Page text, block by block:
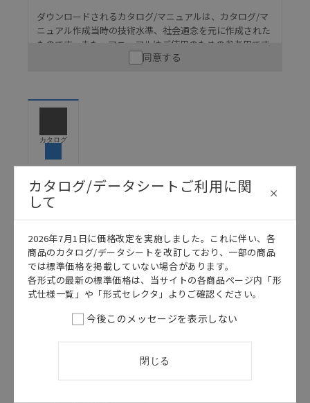
ダウンロードされるカタログ/マニュアルは、カタログ/マ
ニュアル作成当時の技術水準、社会通念を元に作成された
ものです。また、マニュアルはご使用のための参考用です
ので、ご使用にあたっての安全性については十分にご配慮
うな用途に使用される場合には、システム全体として
保できるよう設計されていること、および本製品が全
ていることを、必ず事前に確認してください。
カタログ/マニュアルに記載されているアプリケーショ
ン事例は参考用ですので、ご採用に際しては機器・装
のもそのまま記載しています。・誤字、脱字が含まれ
ている可能性がありますがご容赦ください。
記載されているサービス内容や連絡先等は作成当時の
ものであり、変更・改定させていただいている可能性
え、ご用命下さいますようお願いいたします。
同意する
カタログ
カタログ/データシートご利用に関
して
2026年7月1日に価格改定を実施しました。これに伴い、各
商品のカタログ/データシートを改訂しており、一部の商品
では標準価格を掲載していない場合があります。
各形式の最新の標準価格は、当サイトの各商品ページ内「形
式仕様一覧」や「形式セレクタ」よりご確認ください。
今後このメッセージを表示しない
閉じる